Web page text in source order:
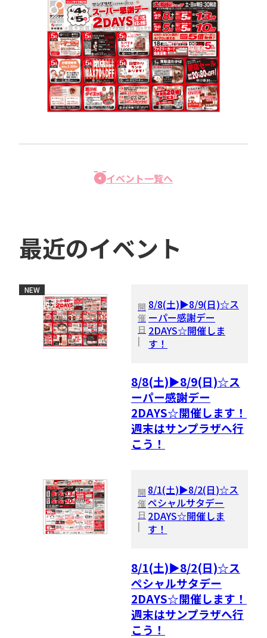
イベント一覧へ
最近のイベント
NEW
開
催
日
|
8/8(土)▶8/9(日)☆ス
ーパー感謝デー
2DAYS☆開催しま
す！
8/8(土)▶8/9(日)☆ス
ーパー感謝デー
2DAYS☆開催します！
週末はサンプラザへ行
こう！
開
催
日
|
8/1(土)▶8/2(日)☆ス
ペシャルサタデー
2DAYS☆開催しま
す！
8/1(土)▶8/2(日)☆ス
ペシャルサタデー
2DAYS☆開催します！
週末はサンプラザへ行
こう！